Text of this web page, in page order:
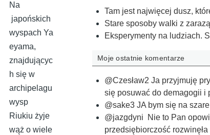
Na
japońskich
wyspach Ya
eyama,
znajdującyc
h się w
archipelagu
wysp
Riukiu żyje
wąż o wiele
Tam jest najwięcej dusz,
Stare sposoby walki z
Eksperymenty na ludziach.
Moje ostatnie komentarze
@Czesław2 Ja przyjmuję
się posuwać do demagogii i
@sake3 JA bym się na
@jazgdyni Nie to Pan
przedsiębiorczość